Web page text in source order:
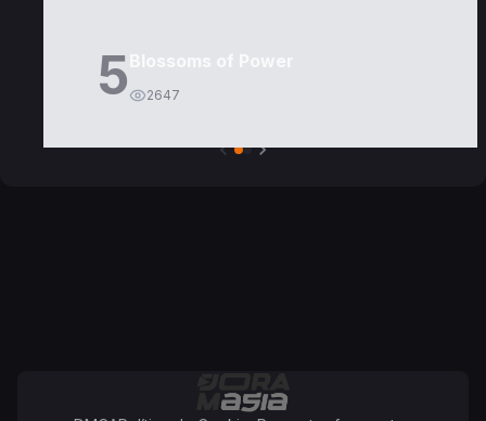
5 2647